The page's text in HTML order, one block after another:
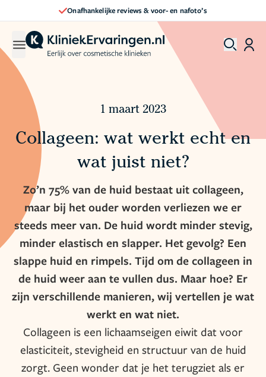
Direct een afspraak maken
1 maart 2023
Collageen: wat werkt echt en
wat juist niet?
Zo’n 75% van de huid bestaat uit collageen,
maar bij het ouder worden verliezen we er
steeds meer van. De huid wordt minder stevig,
minder elastisch en slapper. Het gevolg? Een
slappe huid en rimpels. Tijd om de collageen in
de huid weer aan te vullen dus. Maar hoe? Er
zijn verschillende manieren, wij vertellen je wat
werkt en wat niet.
Collageen is een lichaamseigen eiwit dat voor
elasticiteit, stevigheid en structuur van de huid
zorgt. Geen wonder dat je het terugziet als er